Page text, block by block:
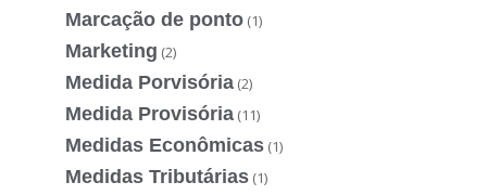
Marcação de ponto (1)
Marketing (2)
Medida Porvisória (2)
Medida Provisória (11)
Medidas Econômicas (1)
Medidas Tributárias (1)